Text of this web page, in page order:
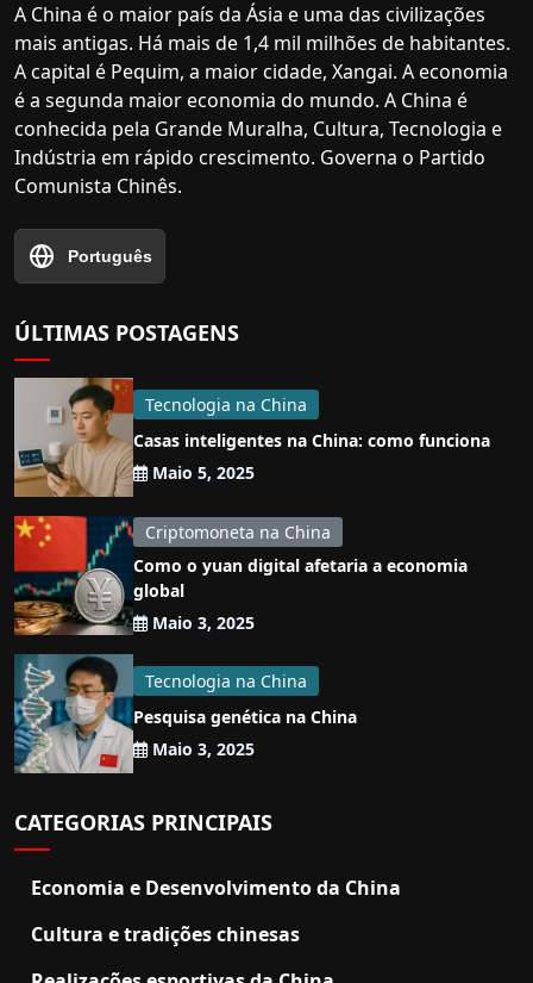
A China é o maior país da Ásia e uma das civilizações
mais antigas. Há mais de 1,4 mil milhões de habitantes.
A capital é Pequim, a maior cidade, Xangai. A economia
é a segunda maior economia do mundo. A China é
conhecida pela Grande Muralha, Cultura, Tecnologia e
Indústria em rápido crescimento. Governa o Partido
Comunista Chinês.
Português
ÚLTIMAS POSTAGENS
Tecnologia na China
Casas inteligentes na China: como funciona
Maio 5, 2025
Criptomoneta na China
Como o yuan digital afetaria a economia
global
Maio 3, 2025
Tecnologia na China
Pesquisa genética na China
Maio 3, 2025
CATEGORIAS PRINCIPAIS
Economia e Desenvolvimento da China
Cultura e tradições chinesas